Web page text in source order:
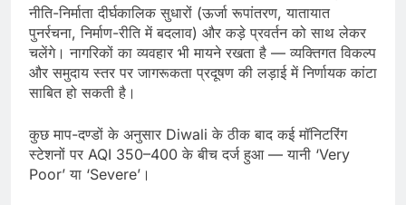
कुछ माप-दण्डों के अनुसार Diwali के ठीक बाद कई मॉनिटरिंग
स्टेशनों पर AQI 350–400 के बीच दर्ज हुआ — यानी ‘Very
Poor’ या ‘Severe’।